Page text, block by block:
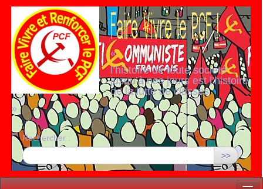
«
l’histoire de toute société
jusqu’à nos jours est l’histoire
de la lutte de classes
»
Rechercher :
>>